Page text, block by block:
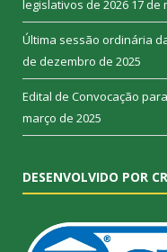
legislativos de 2026 17 de
Última sessão ordinária
de dezembro de 2025
Edital de Convocação
março de 2025
DESENVOLVIDO POR